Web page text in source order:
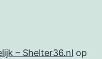
– Shelter36.nl op